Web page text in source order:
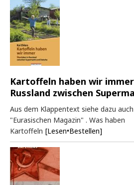
Kartoffeln haben wir
Russland zwischen
Aus dem Klappentext siehe dazu
"Eurasischen Magazin" . Was haben
Kartoffeln [Lesen•Bestellen]